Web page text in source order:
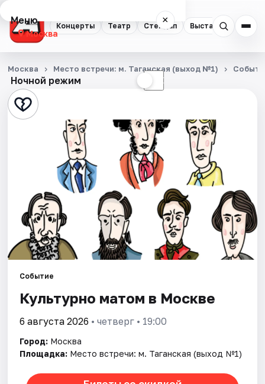
Концерты Театр Стендап Выставки
Меню ×
Москва
Концерты
Театр
Стендап
Экскурсии
Спорт
События
Города
Площадки
Артисты
Рейтинги
Ночной режим ☾
Москва Место встречи: м. Таганская (выход №1)
Событие
Культурно матом в Москве
6 августа 2026 • четверг • 19:00
Город: Москва
Площадка: Место встречи: м. Таганская (выход №1)